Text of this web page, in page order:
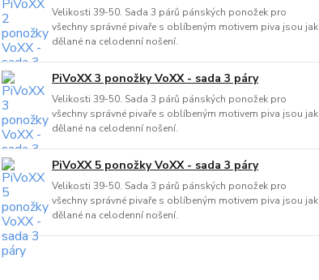
Velikosti 39-50. Sada 3 párů pánských ponožek pro
všechny správné pivaře s oblíbeným motivem piva jsou jak
dělané na celodenní nošení.
PiVoXX 3 ponožky VoXX - sada 3 páry
Velikosti 39-50. Sada 3 párů pánských ponožek pro
všechny správné pivaře s oblíbeným motivem piva jsou jak
dělané na celodenní nošení.
PiVoXX 5 ponožky VoXX - sada 3 páry
Velikosti 39-50. Sada 3 párů pánských ponožek pro
všechny správné pivaře s oblíbeným motivem piva jsou jak
dělané na celodenní nošení.